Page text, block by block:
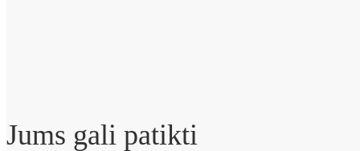
Jums gali patikti